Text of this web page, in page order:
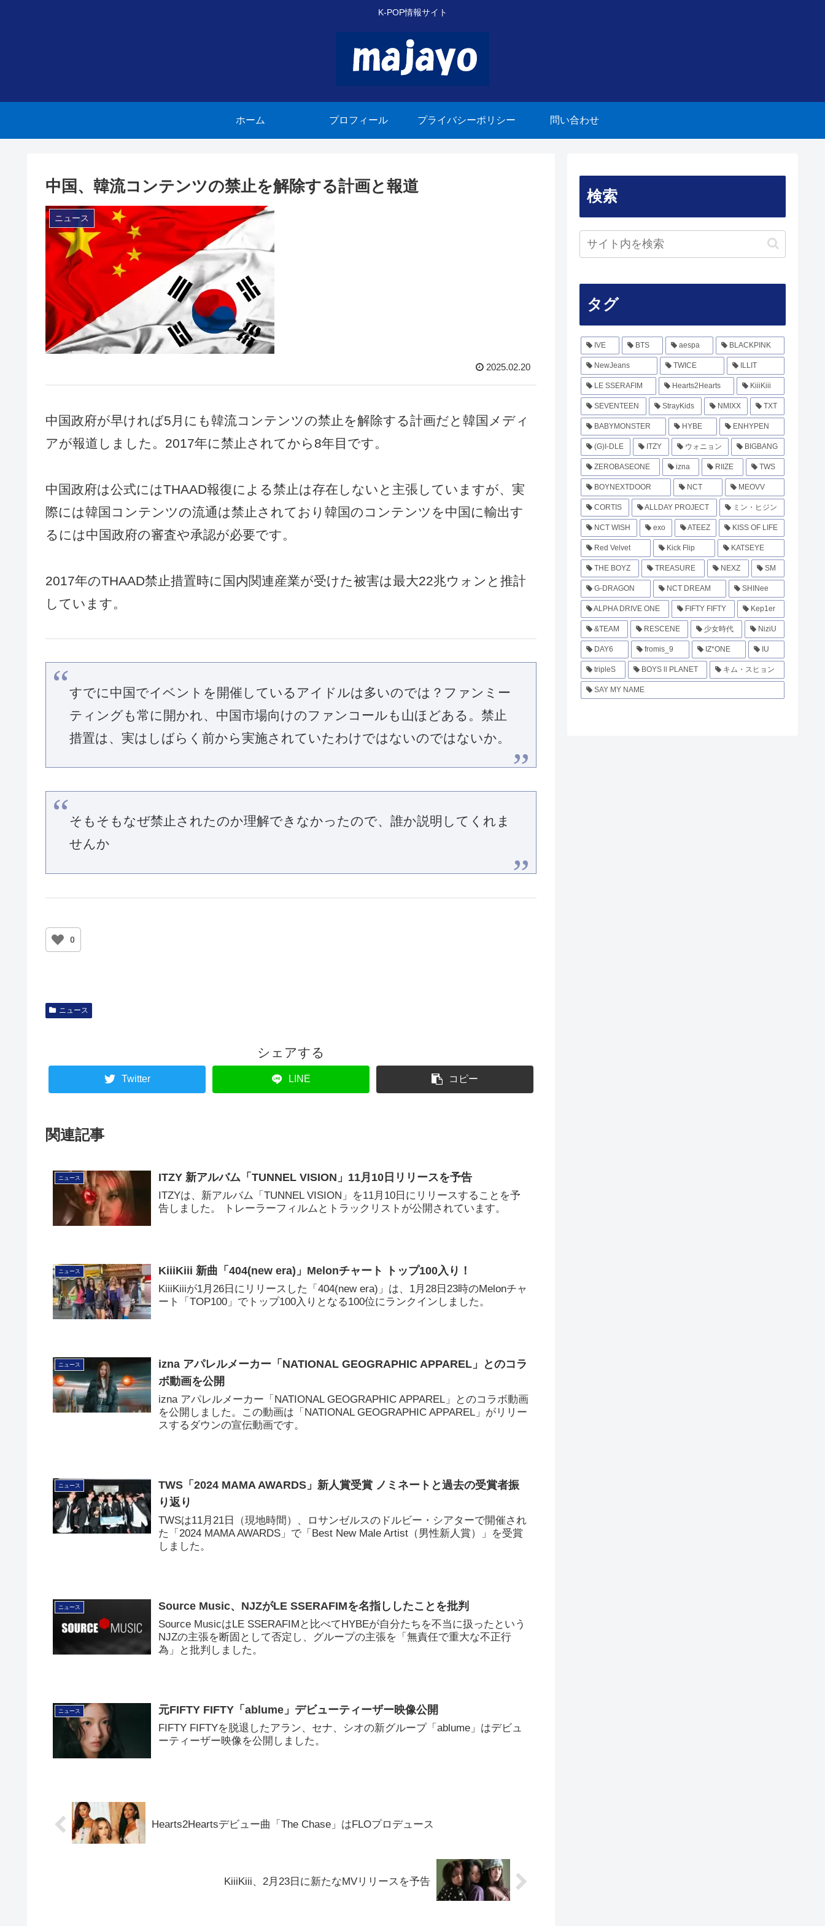
K-POP情報サイト
ホーム プロフィール プライバシーポリシー 問い合わせ
中国、韓流コンテンツの禁止を解除する計画と報道
ニュース
2025.02.20
中国政府が早ければ5月にも韓流コンテンツの禁止を解除する計画だと韓国メディ
アが報道しました。2017年に禁止されてから8年目です。
中国政府は公式にはTHAAD報復による禁止は存在しないと主張していますが、実
際には韓国コンテンツの流通は禁止されており韓国のコンテンツを中国に輸出す
るには中国政府の審査や承認が必要です。
2017年のTHAAD禁止措置時に国内関連産業が受けた被害は最大22兆ウォンと推計
しています。
すでに中国でイベントを開催しているアイドルは多いのでは？ファンミー
ティングも常に開かれ、中国市場向けのファンコールも山ほどある。禁止
措置は、実はしばらく前から実施されていたわけではないのではないか。
そもそもなぜ禁止されたのか理解できなかったので、誰か説明してくれま
せんか
0
ニュース
シェアする
Twitter LINE コピー
関連記事
ニュース ITZY 新アルバム「TUNNEL VISION」11月10日リリースを予告
ITZYは、新アルバム「TUNNEL VISION」を11月10日にリリースすることを予
告しました。 トレーラーフィルムとトラックリストが公開されています。
ニュース KiiiKiii 新曲「404(new era)」Melonチャート トップ100入り！
KiiiKiiiが1月26日にリリースした「404(new era)」は、1月28日23時のMelonチャ
ート「TOP100」でトップ100入りとなる100位にランクインしました。
ニュース
izna アパレルメーカー「NATIONAL GEOGRAPHIC APPAREL」とのコラ
ボ動画を公開
izna アパレルメーカー「NATIONAL GEOGRAPHIC APPAREL」とのコラボ動画
を公開しました。この動画は「NATIONAL GEOGRAPHIC APPAREL」がリリー
スするダウンの宣伝動画です。
ニュース
TWS「2024 MAMA AWARDS」新人賞受賞 ノミネートと過去の受賞者振
り返り
TWSは11月21日（現地時間）、ロサンゼルスのドルビー・シアターで開催され
た「2024 MAMA AWARDS」で「Best New Male Artist（男性新人賞）」を受賞
しました。
ニュース Source Music、NJZがLE SSERAFIMを名指ししたことを批判
Source MusicはLE SSERAFIMと比べてHYBEが自分たちを不当に扱ったという
NJZの主張を断固として否定し、グループの主張を「無責任で重大な不正行
為」と批判しました。
ニュース 元FIFTY FIFTY「ablume」デビューティーザー映像公開
FIFTY FIFTYを脱退したアラン、セナ、シオの新グループ「ablume」はデビュ
ーティーザー映像を公開しました。
Hearts2Heartsデビュー曲「The Chase」はFLOプロデュース
KiiiKiii、2月23日に新たなMVリリースを予告
検索
タグ
IVE BTS aespa BLACKPINK
NewJeans TWICE ILLIT
LE SSERAFIM Hearts2Hearts KiiiKiii
SEVENTEEN StrayKids NMIXX TXT
BABYMONSTER HYBE ENHYPEN
(G)I-DLE ITZY ウォニョン BIGBANG
ZEROBASEONE izna RIIZE TWS
BOYNEXTDOOR NCT MEOVV
CORTIS ALLDAY PROJECT ミン・ヒジン
NCT WISH exo ATEEZ KISS OF LIFE
Red Velvet Kick Flip KATSEYE
THE BOYZ TREASURE NEXZ SM
G-DRAGON NCT DREAM SHINee
ALPHA DRIVE ONE FIFTY FIFTY Kep1er
&TEAM RESCENE 少女時代 NiziU
DAY6 fromis_9 IZ*ONE IU
tripleS BOYS ll PLANET キム・スヒョン
SAY MY NAME